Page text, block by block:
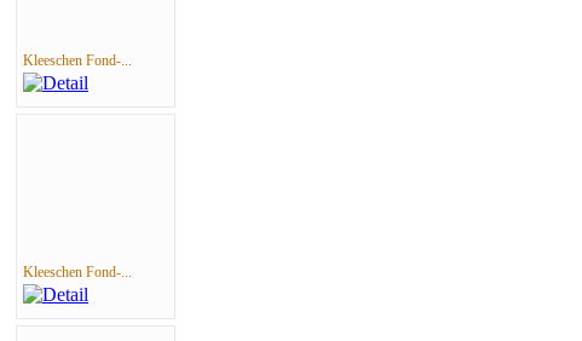
Kleeschen Fond-...
Kleeschen Fond-...